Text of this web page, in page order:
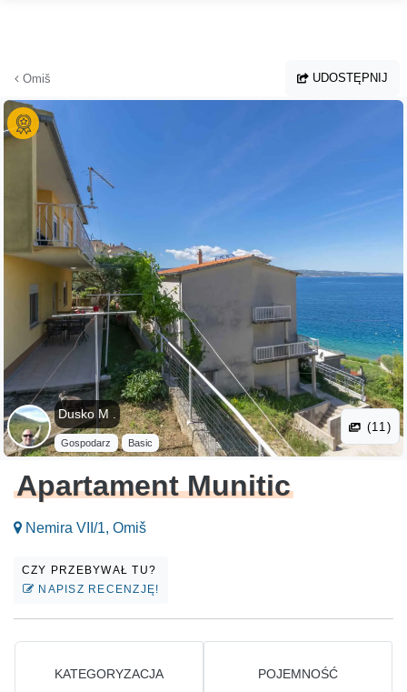
Omiš UDOSTĘPNIJ
Dusko M .
Gospodarz Basic
(11)
Apartament Munitic
Nemira VII/1, Omiš
CZY PRZEBYWAŁ TU?
NAPISZ RECENZJĘ!
KATEGORYZACJA POJEMNOŚĆ